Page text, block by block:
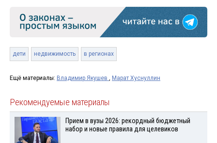
дети недвижимость в регионах
Ещё материалы: Владимир Якушев Марат Хуснуллин
Рекомендуемые материалы
Прием в вузы 2026: рекордный бюджетный
набор и новые правила для целевиков